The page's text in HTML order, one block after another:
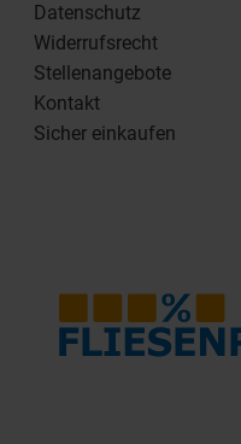
Datenschutz
Widerrufsrecht
Stellenangebote
Kontakt
Sicher einkaufen